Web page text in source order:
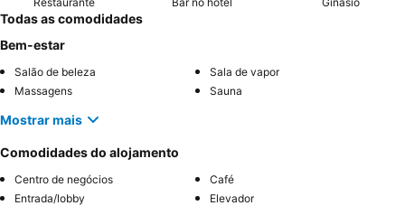
Todas as comodidades
Bem-estar
Salão de beleza
Sala de vapor
Massagens
Sauna
Mostrar mais
Comodidades do alojamento
Centro de negócios
Café
Entrada/lobby
Elevador